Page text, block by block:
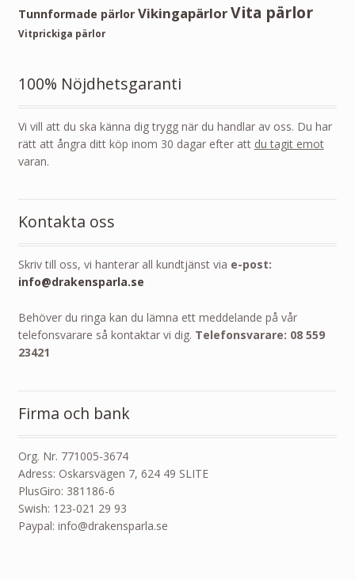
Tunnformade pärlor VikingapärlorVita pärlor
Vitprickiga pärlor
100% Nöjdhetsgaranti
Vi vill att du ska känna dig trygg när du handlar av oss. Du har
rätt att ångra ditt köp inom 30 dagar efter att du tagit emot
varan.
Kontakta oss
Skriv till oss, vi hanterar all kundtjänst via e-post:
info@drakensparla.se
Behöver du ringa kan du lämna ett meddelande på vår
telefonsvarare så kontaktar vi dig. Telefonsvarare: 08 559
23421
Firma och bank
Org. Nr. 771005-3674
Adress: Oskarsvägen 7, 624 49 SLITE
PlusGiro: 381186-6
Swish: 123-021 29 93
Paypal: info@drakensparla.se